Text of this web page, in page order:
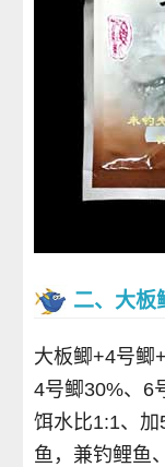
二、大板
大板鲫+4号鲫
4号鲫30%、6
饵水比1:1、
鱼，兼钓鲤鱼